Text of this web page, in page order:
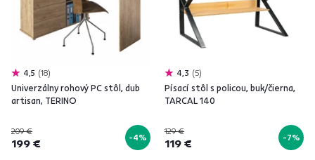
4,5 18
Univerzálny rohový PC stôl, dub
artisan, TERINO
209 €
199 € -4%
4,3 5
Písací stôl s policou, buk/čierna,
TARCAL 140
129 €
119 € -7%